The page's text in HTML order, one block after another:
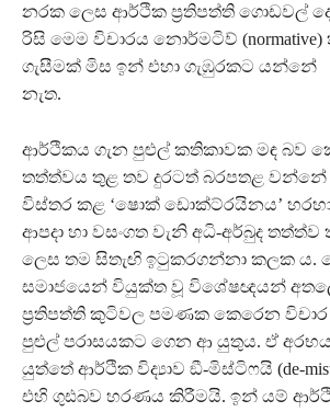
නරක ලෙස ආර්ථික ප‍්‍රතිපත්ති ගොඩවල්
රිසි මෙම විචාරය නොර්මටිව්
ගැසීමක් මිස ඉන් එහා ගැඹුරකට යන්නේ
නැත.
ආර්ථිකය ගැන පුළුල් කතිකාවක මඳ බව
තත්ත්වය තුළ තව දුරටත් බරපතළ වන්නේ
විස්තර කළ ‘ෂොක් ඩොක්ට්රයිනය’
ආපදා හා වසංගත වැනි අධි-අර්බුද
ලෙස තම සිතැඟි ඉටුකරගන්නා කලක ය.
සමාජයෙන් වියුක්ත වූ විශේෂඥයන්
ප‍්‍රතිපත්ති කුටිවල පමණක කෙරෙන විචාර
පුළුල් පරාසයකට ගෙන ආ යුතුය. ඒ
යුත්තේ ආර්ථික විද්‍යාව ඞී-මිස්ටිෆයි (de-
එහි ගුඪබව හරණය කිරීමයි. ඉන් යම්